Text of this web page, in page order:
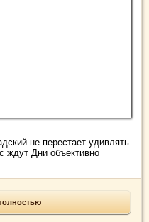
не перестает удивлять
ждут Дни объективно